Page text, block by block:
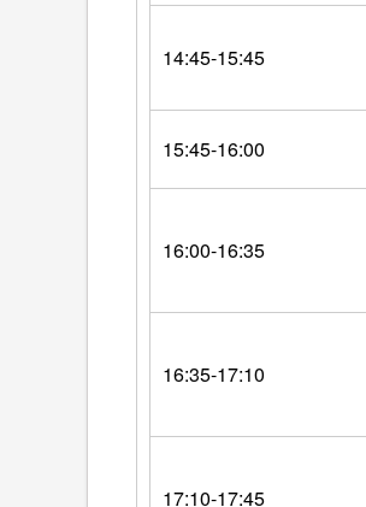
14:45-15:45
15:45-16:00
16:00-16:35
16:35-17:10
17:10-17:45